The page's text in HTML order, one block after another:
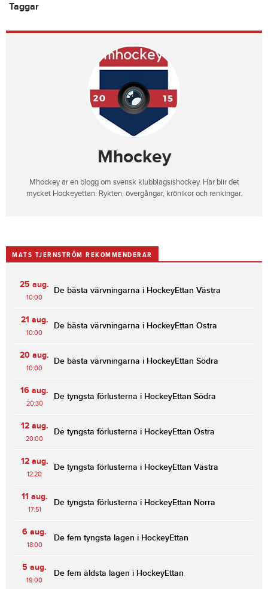
Taggar
Mhockey
Mhockey är en blogg om svensk klubblagsishockey. Här blir det
mycket Hockeyettan. Rykten, övergångar, krönikor och rankingar.
MATS TJERNSTRÖM REKOMMENDERAR
25 aug.
10:00
De bästa värvningarna i HockeyEttan Västra
21 aug.
10:00
De bästa värvningarna i HockeyEttan Östra
20 aug.
10:00
De bästa värvningarna i HockeyEttan Södra
16 aug.
20:30
De tyngsta förlusterna i HockeyEttan Södra
12 aug.
20:00
De tyngsta förlusterna i HockeyEttan Östra
12 aug.
12:20
De tyngsta förlusterna i HockeyEttan Västra
11 aug.
17:51
De tyngsta förlusterna i HockeyEttan Norra
6 aug.
18:00
De fem tyngsta lagen i HockeyEttan
5 aug.
19:00
De fem äldsta lagen i HockeyEttan